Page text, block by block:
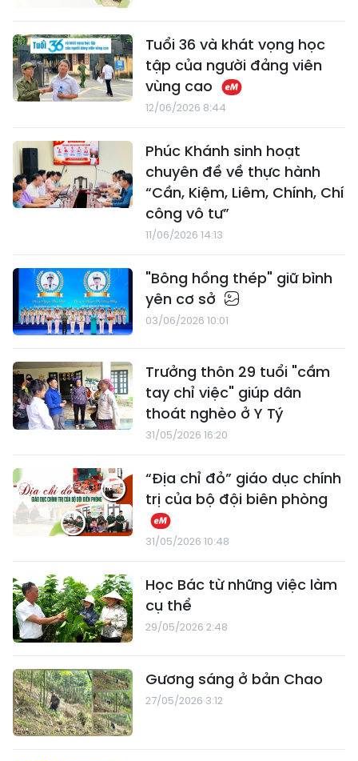
Tuổi 36 và khát vọng học
tập của người đảng viên
vùng cao
12/06/2026 8:44
Phúc Khánh sinh hoạt
chuyên đề về thực hành
“Cần, Kiệm, Liêm, Chính, Chí
công vô tư”
11/06/2026 14:13
"Bông hồng thép" giữ bình
yên cơ sở
03/06/2026 10:01
Trưởng thôn 29 tuổi "cầm
tay chỉ việc" giúp dân
thoát nghèo ở Y Tý
31/05/2026 16:20
“Địa chỉ đỏ” giáo dục chính
trị của bộ đội biên phòng
31/05/2026 10:48
Học Bác từ những việc làm
cụ thể
29/05/2026 2:48
Gương sáng ở bản Chao
27/05/2026 3:12